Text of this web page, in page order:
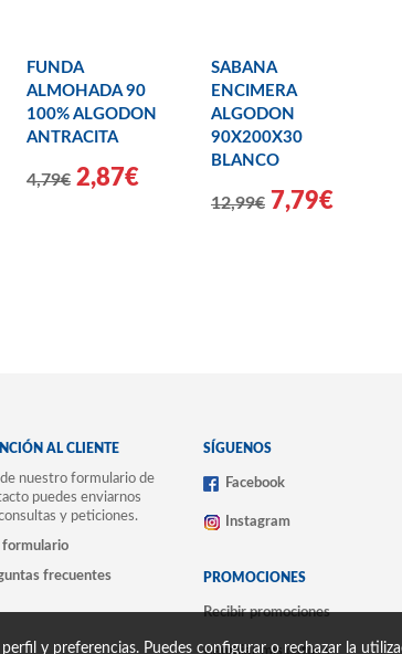
FUNDA
ALMOHADA 90
100% ALGODON
ANTRACITA
4,79€ 2,87€
SABANA
ENCIMERA
ALGODON
90X200X30
BLANCO
12,99€ 7,79€
AL CLIENTE
nuestro formulario de
puedes enviarnos
y peticiones.
formulario
frecuentes
SÍGUENOS
Facebook
Instagram
PROMOCIONES
Recibir promociones
Cambiar mis datos y
y preferencias. Puedes configurar o rechazar la